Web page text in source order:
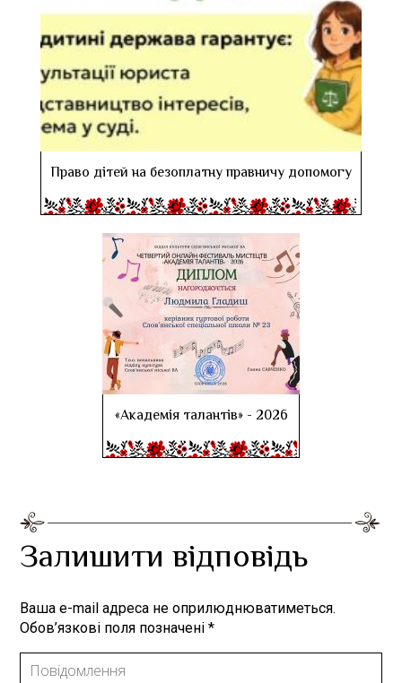
Право дітей на безоплатну правничу допомогу
«Академія талантів» - 2026
Залишити відповідь
Ваша e-mail адреса не оприлюднюватиметься.
Обов’язкові поля позначені*